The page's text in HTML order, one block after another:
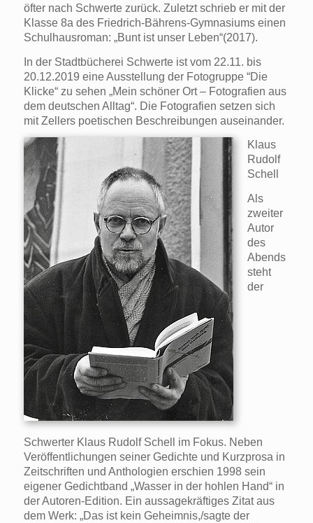
öfter nach Schwerte zurück. Zuletzt schrieb er mit der
Klasse 8a des Friedrich-Bährens-Gymnasiums einen
Schulhausroman: „Bunt ist unser Leben“(2017).
In der Stadtbücherei Schwerte ist vom 22.11. bis
20.12.2019 eine Ausstellung der Fotogruppe “Die
Klicke“ zu sehen „Mein schöner Ort – Fotografien aus
dem deutschen Alltag“. Die Fotografien setzen sich
mit Zellers poetischen Beschreibungen auseinander.
Klaus
Rudolf
Schell
Als
zweiter
Autor
des
Abends
steht
der
Schwerter Klaus Rudolf Schell im Fokus. Neben
Veröffentlichungen seiner Gedichte und Kurzprosa in
Zeitschriften und Anthologien erschien 1998 sein
eigener Gedichtband „Wasser in der hohlen Hand“ in
der Autoren-Edition. Ein aussagekräftiges Zitat aus
dem Werk: „Das ist kein Geheimnis,/sagte der